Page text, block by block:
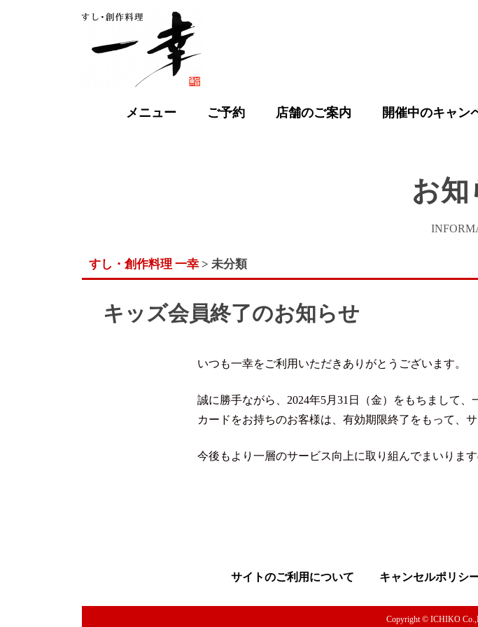
メニュー ご予約 店舗のご案内 開催中のキャン
お知
すし・創作料理 一幸 > 未分類
キッズ会員終了のお知らせ
いつも一幸をご利用いただきありがとうございます。
誠に勝手ながら、2024年5月31日（金）をもちまして、
カードをお持ちのお客様は、有効期限終了をもって、
今後もより一層のサービス向上に取り組んでまいりま
サイトのご利用について キャンセルポリシ
Copyright © ICHIKO